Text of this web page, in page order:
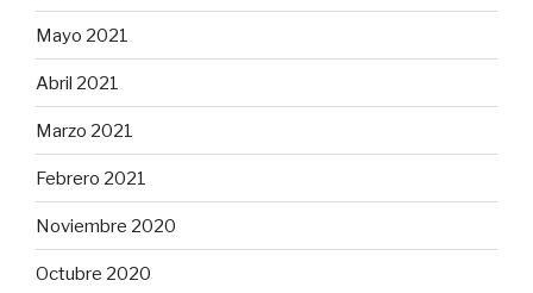
Mayo 2021
Abril 2021
Marzo 2021
Febrero 2021
Noviembre 2020
Octubre 2020